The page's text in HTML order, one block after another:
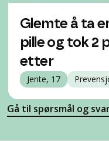
Glemte å ta
pille og tok 2
etter
Jente, 17
Gå til spørsmål og